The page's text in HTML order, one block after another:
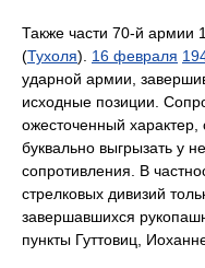
Также части 70-й армии
(Тухоля). 16 февраля
ударной армии,
исходные позиции.
ожесточенный характер,
буквально выгрызать у
сопротивления. В
стрелковых дивизий
завершавшихся
пункты Гуттовиц,